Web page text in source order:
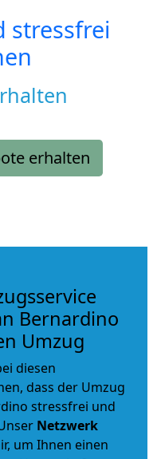
stressfrei
erhalten
Bernardino
Umzug
diesen
dass der Umzug
stressfrei und
Netzwerk
, um Ihnen einen